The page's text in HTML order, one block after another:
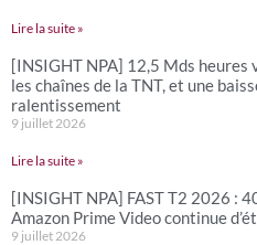
Lire la suite »
[INSIGHT NPA] 12,5 Mds
les chaînes de la TNT, et une
ralentissement
9 juillet 2026
Lire la suite »
[INSIGHT NPA] FAST T2 2026 :
Amazon Prime Video continue
9 juillet 2026